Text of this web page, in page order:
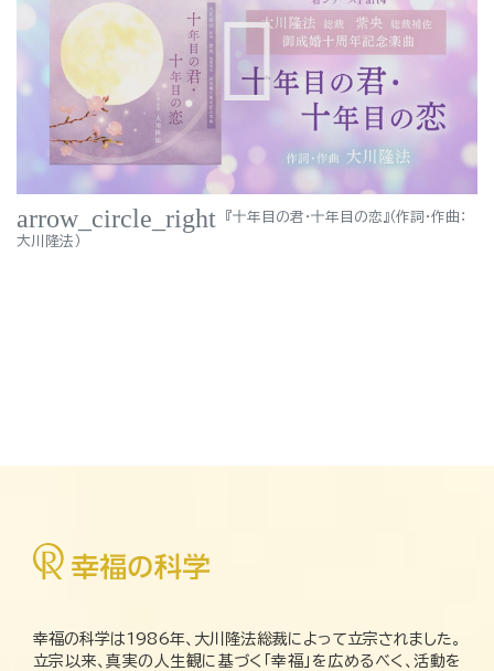
arrow_circle_right
『十年目の君・十年目の恋』（作詞・作曲：
大川隆法）
幸福の科学は1986年、大川隆法総裁によって立宗されました。
立宗以来、真実の人生観に基づく「幸福」を広めるべく、活動を